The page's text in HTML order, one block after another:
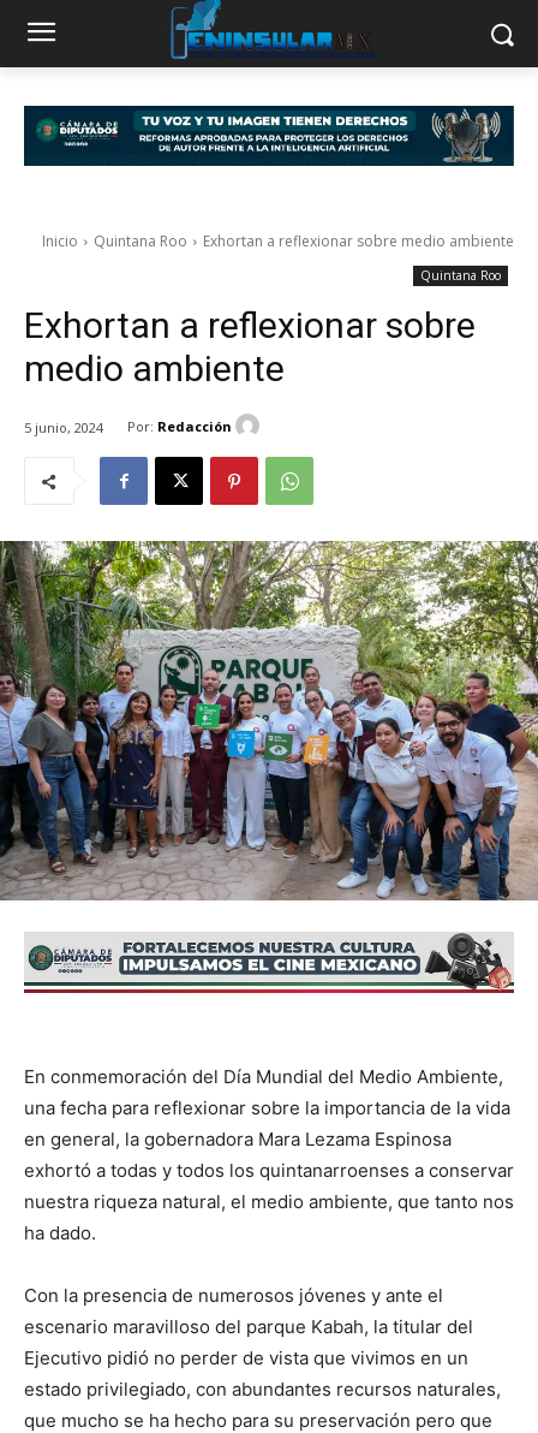
Inicio Quintana Roo Exhortan a reflexionar sobre medio ambiente
Quintana Roo
Exhortan a reflexionar sobre
medio ambiente
5 junio, 2024 Por: Redacción
En conmemoración del Día Mundial del Medio Ambiente,
una fecha para reflexionar sobre la importancia de la vida
en general, la gobernadora Mara Lezama Espinosa
exhortó a todas y todos los quintanarroenses a conservar
nuestra riqueza natural, el medio ambiente, que tanto nos
ha dado.
Con la presencia de numerosos jóvenes y ante el
escenario maravilloso del parque Kabah, la titular del
Ejecutivo pidió no perder de vista que vivimos en un
estado privilegiado, con abundantes recursos naturales,
que mucho se ha hecho para su preservación pero que